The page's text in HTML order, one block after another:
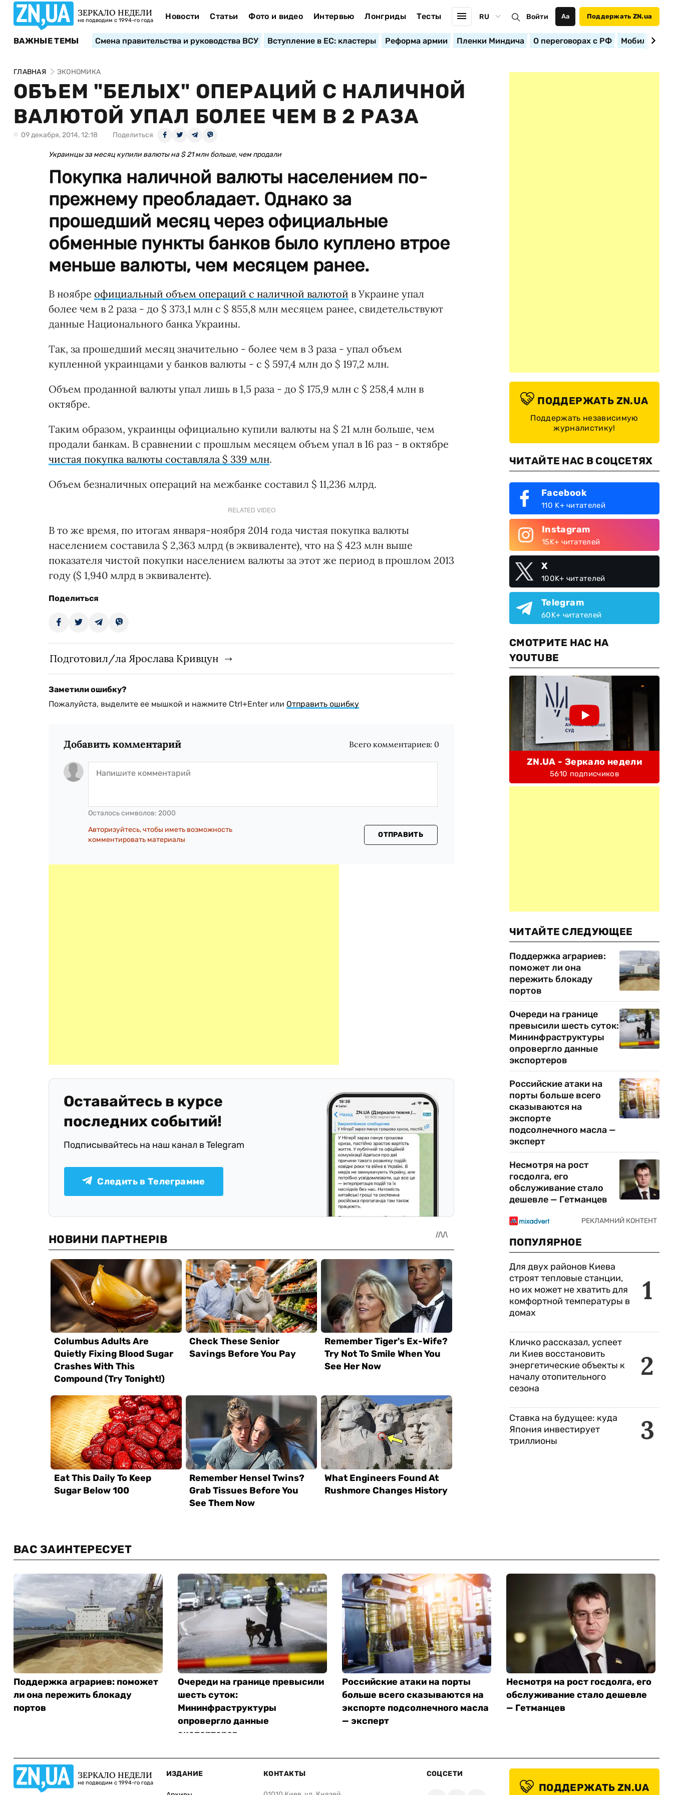
ЗЕРКАЛО НЕДЕЛИ
не подводим с 1994-го года Новости Статьи Фото и видео Интервью Лонгриды Тесты RU Войти Аа Поддержать ZN.ua
ВАЖНЫЕ ТЕМЫ Смена правительства и руководства ВСУ Вступление в ЕС: кластеры Реформа армии Пленки Миндича О переговорах с РФ
ГЛАВНАЯ ЭКОНОМИКА
ОБЪЕМ "БЕЛЫХ" ОПЕРАЦИЙ С НАЛИЧНОЙ
ВАЛЮТОЙ УПАЛ БОЛЕЕ ЧЕМ В 2 РАЗА
09 декабря, 2014, 12:18 Поделиться
Украинцы за месяц купили валюты на $ 21 млн больше, чем продали
Покупка наличной валюты населением по-
прежнему преобладает. Однако за
прошедший месяц через официальные
обменные пункты банков было куплено втрое
меньше валюты, чем месяцем ранее.
В ноябре официальный объем операций с наличной валютой в Украине упал
более чем в 2 раза - до $ 373,1 млн c $ 855,8 млн месяцем ранее, свидетельствуют
данные Национального банка Украины.
Так, за прошедший месяц значительно - более чем в 3 раза - упал объем
купленной украинцами у банков валюты - с $ 597,4 млн до $ 197,2 млн.
Объем проданной валюты упал лишь в 1,5 раза - до $ 175,9 млн с $ 258,4 млн в
октябре.
Таким образом, украинцы официально купили валюты на $ 21 млн больше, чем
продали банкам. В сравнении с прошлым месяцем объем упал в 16 раз - в октябре
чистая покупка валюты составляла $ 339 млн.
Объем безналичных операций на межбанке составил $ 11,236 млрд.
RELATED VIDEO
В то же время, по итогам января-ноября 2014 года чистая покупка валюты
населением составила $ 2,363 млрд (в эквиваленте), что на $ 423 млн выше
показателя чистой покупки населением валюты за этот же период в прошлом 2013
году ($ 1,940 млрд в эквиваленте).
Поделиться
Подготовил/ла Ярослава Кривцун
Заметили ошибку?
Пожалуйста, выделите ее мышкой и нажмите Ctrl+Enter или Отправить ошибку
Добавить комментарий Всего комментариев: 0
Осталось символов: 2000
Авторизуйтесь, чтобы иметь возможность
комментировать материалы
ОТПРАВИТЬ
Оставайтесь в курсе
последних событий!
Подписывайтесь на наш канал в Telegram
Следить в Телеграмме
ПОДДЕРЖАТЬ ZN.UA
Поддержать независимую
журналистику!
ЧИТАЙТЕ НАС В СОЦСЕТЯХ
Facebook
110 K+ читателей
Instagram
15K+ читателей
X
100K+ читателей
Telegram
60K+ читателей
СМОТРИТЕ НАС НА
YOUTUBE
ZN.UA - Зеркало недели
5610 подписчиков
ЧИТАЙТЕ СЛЕДУЮЩЕЕ
Поддержка аграриев:
поможет ли она
пережить блокаду
портов
Очереди на границе
превысили шесть суток:
Мининфраструктуры
опровергло данные
экспортеров
Российские атаки на
порты больше всего
сказываются на
экспорте
подсолнечного масла —
эксперт
Несмотря на рост
госдолга, его
обслуживание стало
дешевле — Гетманцев
ПОПУЛЯРНОЕ
1
Для двух районов Киева
строят тепловые станции,
но их может не хватить для
комфортной температуры в
домах
2
Кличко рассказал, успеет
ли Киев восстановить
энергетические объекты к
началу отопительного
сезона
3
Ставка на будущее: куда
Япония инвестирует
триллионы
ВАС ЗАИНТЕРЕСУЕТ
Поддержка аграриев: поможет
ли она пережить блокаду
портов
Очереди на границе превысили
шесть суток:
Мининфраструктуры
опровергло данные
экспортеров
Российские атаки на порты
больше всего сказываются на
экспорте подсолнечного масла
— эксперт
Несмотря на рост госдолга, его
обслуживание стало дешевле
— Гетманцев
ЗЕРКАЛО НЕДЕЛИ
не подводим с 1994-го года
ИЗДАНИЕ КОНТАКТЫ СОЦСЕТИ
ПОДДЕРЖАТЬ ZN.UA